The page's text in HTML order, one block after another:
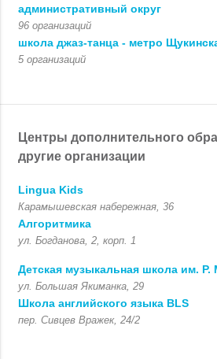
административный округ
96 организаций
школа джаз-танца - метро
5 организаций
Центры дополнительного
другие организации
Lingua Kids
Карамышевская набережная, 36
Алгоритмика
ул. Богданова, 2, корп. 1
Детская музыкальная школа им. Р.
ул. Большая Якиманка, 29
Школа английского языка BLS
пер. Сивцев Вражек, 24/2